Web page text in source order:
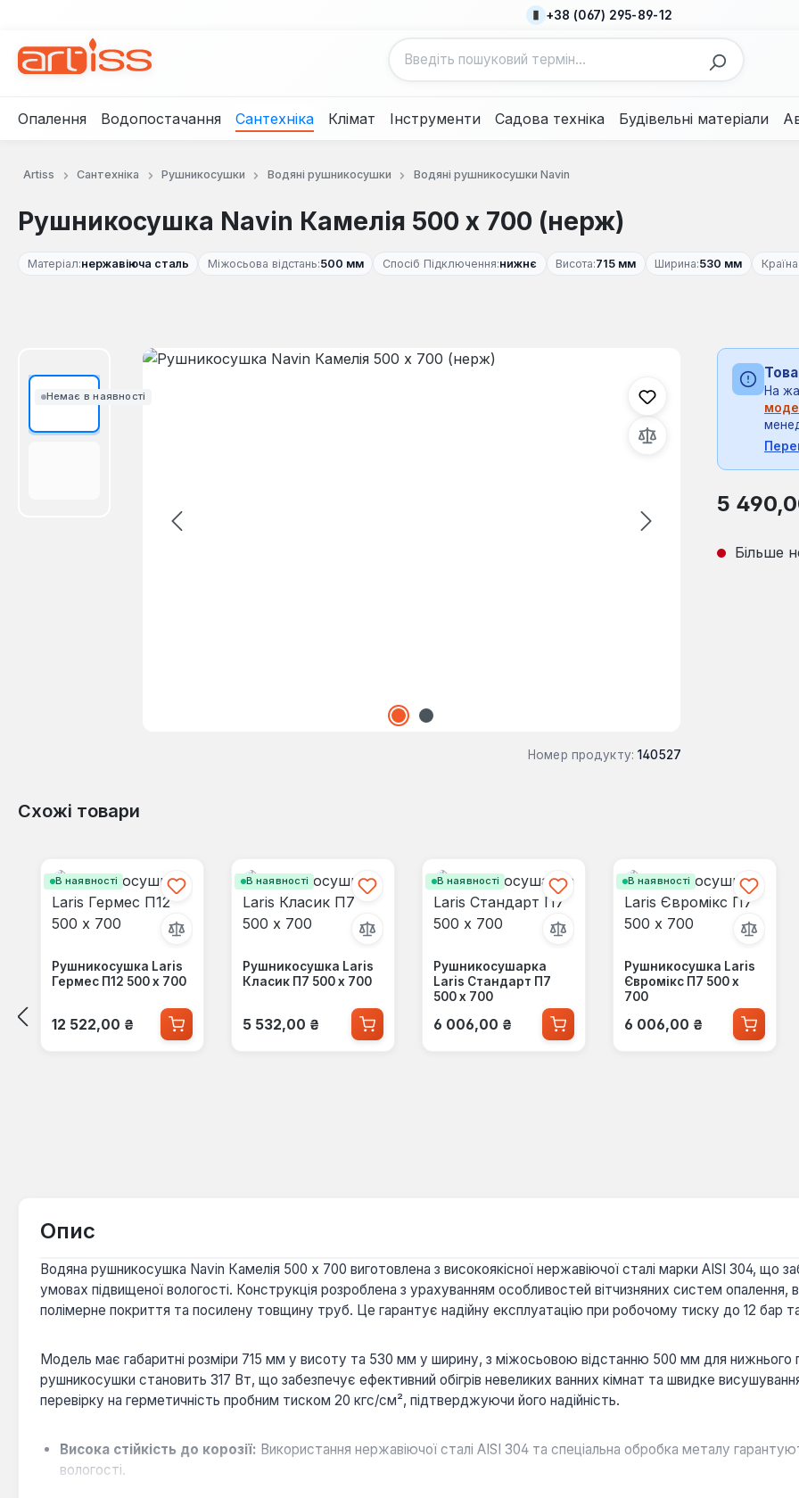
+38 (067) 295-89-12
Опалення Водопостачання Сантехніка Клімат Інструменти Садова техніка Будівельні матеріали
Artiss Сантехніка Рушникосушки Водяні рушникосушки Водяні рушникосушки Navin
Рушникосушка Navin Камелія 500 х 700 (нерж)
Матеріал:нержавіюча сталь Міжосьова відстань:500 мм Спосіб Підключення:нижнє Висота:715 мм Ширина:530 мм
Немає в наявності
Пропустити галерею зображень
Номер продукту: 140527
На
Звичайна
5
Більше
Схожі товари
В наявності
Рушникосушка Laris
Гермес П12 500 х 700
Звичайна ціна:
12 522,00 ₴
В наявності
Рушникосушка Laris
Класик П7 500 x 700
Звичайна ціна:
5 532,00 ₴
В наявності
Рушникосушарка
Laris Стандарт П7
500 x 700
Звичайна ціна:
6 006,00 ₴
В наявності
Рушникосушка Laris
Євромікс П7 500 х
700
Звичайна ціна:
6 006,00 ₴
Опис
Водяна рушникосушка Navin Камелія 500 х 700 виготовлена з високоякісної нержавіючої сталі марки AISI 304, що
умовах підвищеної вологості. Конструкція розроблена з урахуванням особливостей вітчизняних систем
полімерне покриття та посилену товщину труб. Це гарантує надійну експлуатацію при робочому тиску до 12 бар
Модель має габаритні розміри 715 мм у висоту та 530 мм у ширину, з міжосьовою відстанню 500 мм для нижнього
рушникосушки становить 317 Вт, що забезпечує ефективний обігрів невеликих ванних кімнат та швидке
перевірку на герметичність пробним тиском 20 кгс/см², підтверджуючи його надійність.
Висока стійкість до корозії: Використання нержавіючої сталі AISI 304 та спеціальна обробка металу
вологості.